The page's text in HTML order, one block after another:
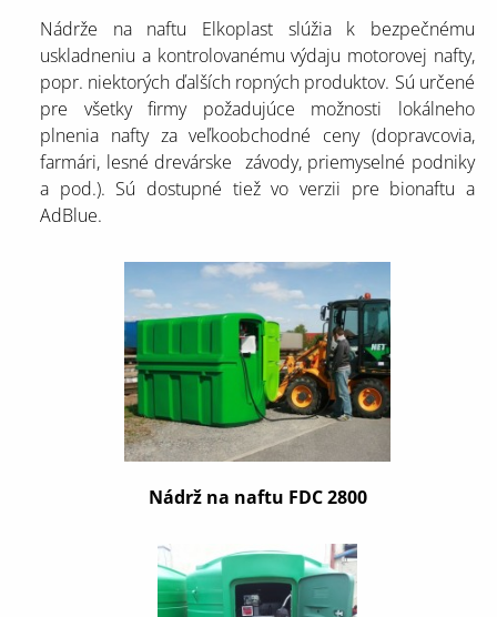
Nádrže na naftu Elkoplast slúžia k bezpečnému
uskladneniu a kontrolovanému výdaju motorovej nafty,
popr. niektorých ďalších ropných produktov. Sú určené
pre všetky firmy požadujúce možnosti lokálneho
plnenia nafty za veľkoobchodné ceny (dopravcovia,
farmári, lesné drevárske závody, priemyselné podniky
a pod.). Sú dostupné tiež vo verzii pre bionaftu a
AdBlue.
Nádrž na naftu FDC 2800